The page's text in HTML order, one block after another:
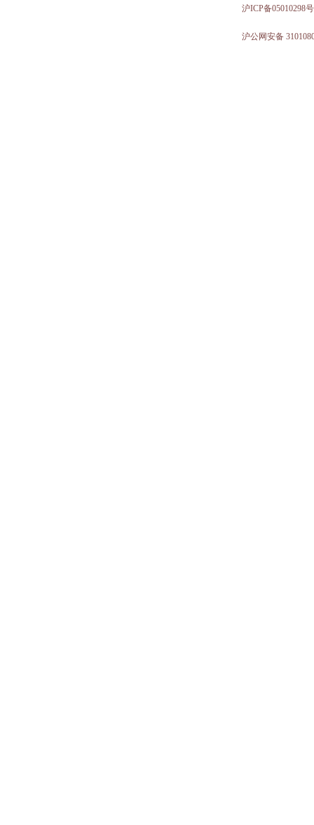
沪ICP备05010298号
沪公网安备